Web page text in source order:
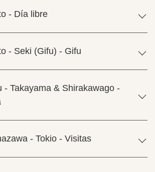
- Día libre
- Seki (Gifu) - Gifu
- Takayama & Shirakawago -
- Tokio - Visitas